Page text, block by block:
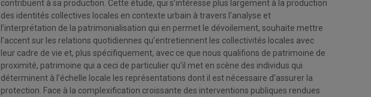
contribuent à sa production. Cette étude, qui s’intéresse plus largement à la production
des identités collectives locales en contexte urbain à travers l’analyse et
l’interprétation de la patrimonialisation qui en permet le dévoilement, souhaite mettre
l’accent sur les relations quotidiennes qu’entretiennent les collectivités locales avec
leur cadre de vie et, plus spécifiquement, avec ce que nous qualifions de patrimoine de
proximité, patrimoine qui a ceci de particulier qu’il met en scène des individus qui
déterminent à l’échelle locale les représentations dont il est nécessaire d’assurer la
protection. Face à la complexification croissante des interventions publiques rendues